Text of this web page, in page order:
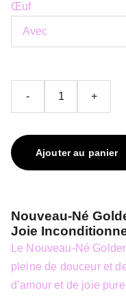
Œuf
- +
Ajouter au panier
Nouveau-Né
Joie
Le Nouveau-Né
pleine de douceur et
d’amour et de joie